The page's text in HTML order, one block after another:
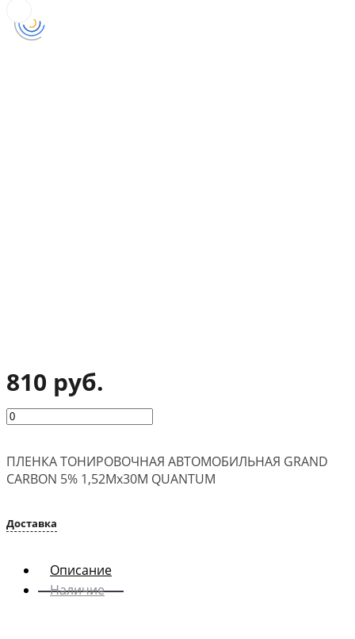
810 руб.
ПЛЕНКА ТОНИРОВОЧНАЯ АВТОМОБИЛЬНАЯ GRAND
CARBON 5% 1,52Мх30М QUANTUM
Доставка
Описание
Наличие